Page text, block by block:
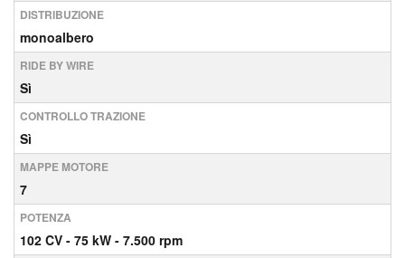
DISTRIBUZIONE
monoalbero
RIDE BY WIRE
Sì
CONTROLLO TRAZIONE
Sì
MAPPE MOTORE
7
POTENZA
102 CV - 75 kW - 7.500 rpm